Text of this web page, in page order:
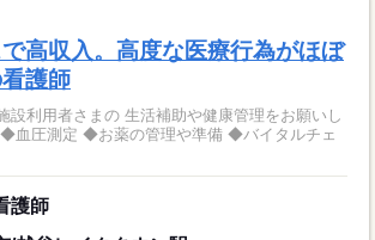
高収入。高度な医療行為がほぼ
護師
設利用者さまの 生活補助や健康管理をお願いし
護師